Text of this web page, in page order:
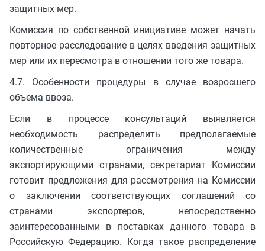
защитных мер.
Комиссия по собственной инициативе может начать
повторное расследование в целях введения защитных
мер или их пересмотра в отношении того же товара.
4.7. Особенности процедуры в случае возросшего
объема ввоза.
Если в процессе консультаций выявляется
необходимость распределить предполагаемые
количественные ограничения между
экспортирующими странами, секретариат Комиссии
готовит предложения для рассмотрения на Комиссии
о заключении соответствующих соглашений со
странами экспортеров, непосредственно
заинтересованными в поставках данного товара в
Российскую Федерацию. Когда такое распределение